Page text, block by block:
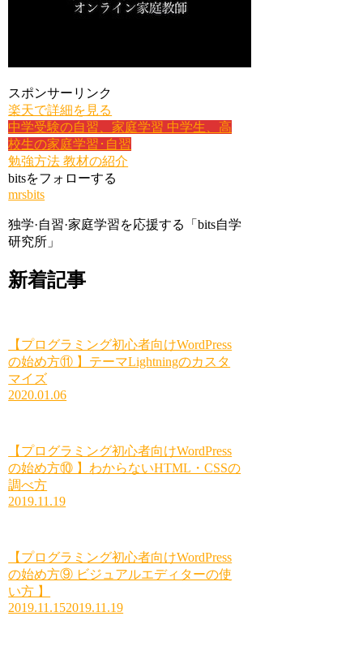
スポンサーリンク
楽天で詳細を見る
中学受験の自習、家庭学習 中学生、高
校生の家庭学習･自習
勉強方法 教材の紹介
bitsをフォローする
mrsbits
独学·自習·家庭学習を応援する「bits自学
研究所」
新着記事
【プログラミング初心者向けWordPress
の始め方⑪ 】テーマLightningのカスタ
マイズ
2020.01.06
【プログラミング初心者向けWordPress
の始め方⑩ 】わからないHTML・CSSの
調べ方
2019.11.19
【プログラミング初心者向けWordPress
の始め方⑨ ビジュアルエディターの使
い方 】
2019.11.152019.11.19